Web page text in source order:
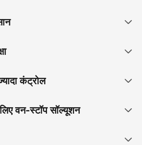
कंट्रोल
वन-स्टॉप सॉल्यूशन